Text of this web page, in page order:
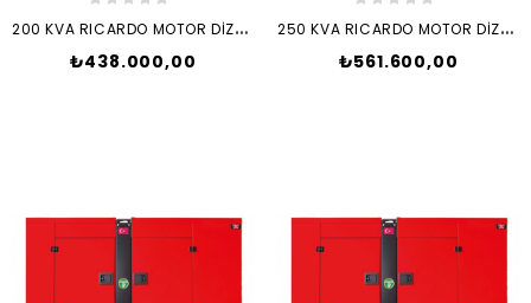
2
00 KVA RICARDO MOTOR DİZEL JENERATÖR SET + ATS
₺438.000,00
2
50 KVA RICARDO MOTOR DİZEL JENERATÖR SET + ATS
₺561.600,00